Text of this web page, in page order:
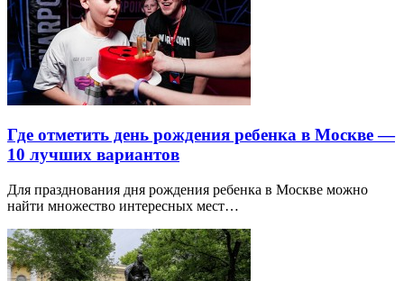
Где отметить день рождения ребенка в Москве —
10 лучших вариантов
Для празднования дня рождения ребенка в Москве можно
найти множество интересных мест…